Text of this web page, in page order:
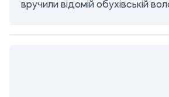
вручили відомій обухівській